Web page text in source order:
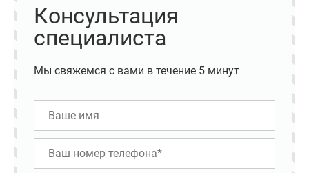
Консультация
специалиста
Мы свяжемся с вами в течение 5 минут